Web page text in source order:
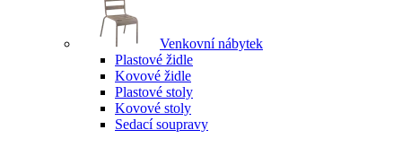
Venkovní nábytek
Plastové židle
Kovové židle
Plastové stoly
Kovové stoly
Sedací soupravy